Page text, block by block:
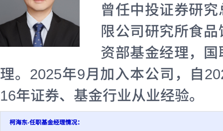
曾任中投证券研
限公司研究所食
资部基金经理，
理。2025年9月加入本公司，自
16年证券、基金行业从业经验。
柯海东-任职基金经理情况：